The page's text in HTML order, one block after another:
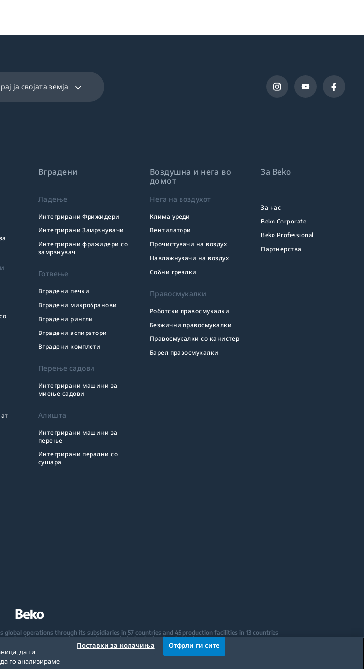
ја својата земја
Вградени
Ладење
Интегрирани Фрижидери
Интегрирани Замрзнувачи
Интегрирани фрижидери со
замрзнувач
Готвење
Вградени печки
Вградени микробранови
Вградени рингли
Вградени аспиратори
Вградени комплети
Перење садови
Интегрирани машини за
миење садови
Алишта
Интегрирани машини за
перење
Интегрирани перални со
сушара
Воздушна и нега во
домот
Нега на воздухот
Клима уреди
Вентилатори
Прочистувачи на воздух
Навлажнувачи на воздух
Собни греалки
Правосмукалки
Роботски правосмукалки
Безжични правосмукалки
Правосмукалки со канистер
Барел правосмукалки
За Beko
За нас
Beko Corporate
Beko Professional
Партнерства
operations through its subsidiaries in 57 countries and 45 production facilities in 13 countries
Africa, Russia, Pakistan, India, Bangladesh, Thailand and China).
(based on volumes). Beko’s 31 R&D and Design Centers & Offices across the globe
than 3,500 international registered patent applications to date.
да ги
го анализираме
Поставки за колачиња Отфрли ги сите